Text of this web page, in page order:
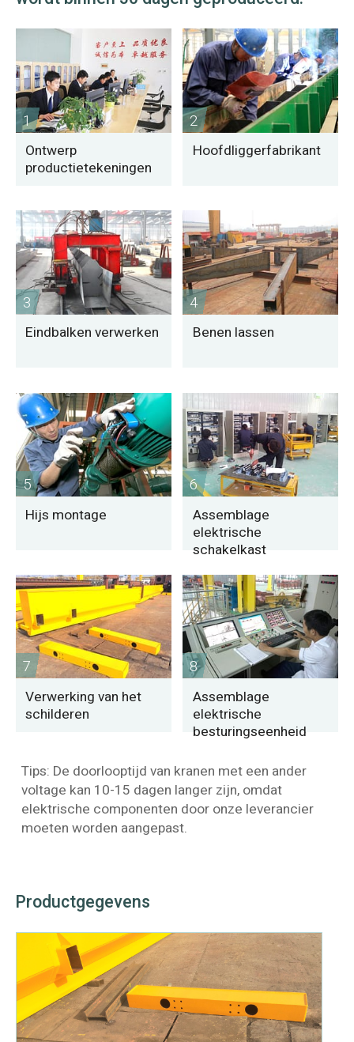
1
Ontwerp
productietekeningen
2
Hoofdliggerfabrikant
3
Eindbalken verwerken
4
Benen lassen
5
Hijs montage
6
Assemblage
elektrische
schakelkast
7
Verwerking van het
schilderen
8
Assemblage
elektrische
besturingseenheid
Tips: De doorlooptijd van kranen met een ander
voltage kan 10-15 dagen langer zijn, omdat
elektrische componenten door onze leverancier
moeten worden aangepast.
Productgegevens